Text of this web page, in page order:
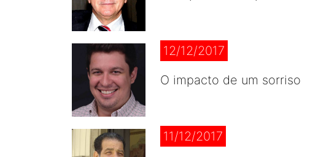
12/12/2017
O impacto de um sorriso
11/12/2017